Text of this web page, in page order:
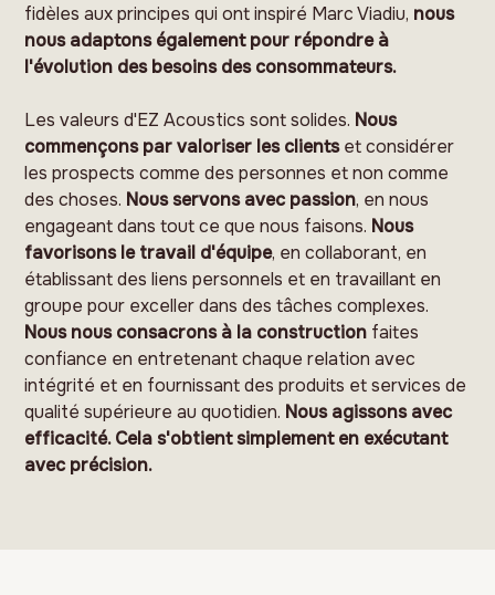
fidèles aux principes qui ont inspiré Marc Viadiu, nous
nous adaptons également pour répondre à
l'évolution des besoins des consommateurs.
Les valeurs d'EZ Acoustics sont solides. Nous
commençons par valoriser les clientset considérer
les prospects comme des personnes et non comme
des choses. Nous servons avec passion, en nous
engageant dans tout ce que nous faisons. Nous
favorisons le travail d'équipe, en collaborant, en
établissant des liens personnels et en travaillant en
groupe pour exceller dans des tâches complexes.
Nous nous consacrons à la construction faites
confiance en entretenant chaque relation avec
intégrité et en fournissant des produits et services de
qualité supérieure au quotidien. Nous agissons avec
efficacité. Cela s'obtient simplement en exécutant
avec précision.